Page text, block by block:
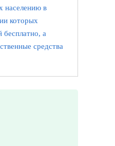
населению в
которых
бесплатно, а
средства